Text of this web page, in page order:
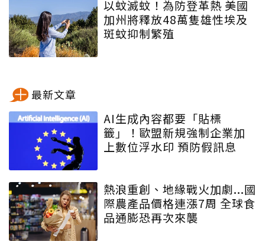
以蚊滅蚊！為防登革熱 美國
加州將釋放48萬隻雄性埃及
斑蚊抑制繁殖
最新文章
AI生成內容都要「貼標
籤」！歐盟新規強制企業加
上數位浮水印 預防假訊息
熱浪重創、地緣戰火加劇...國
際農產品價格連漲7周 全球食
品通膨恐再次來襲